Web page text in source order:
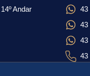
Andar
43
43
43
43